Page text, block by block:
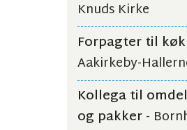
Knuds Kirke
Forpagter til
Aakirkeby-
Kollega til
og pakker-